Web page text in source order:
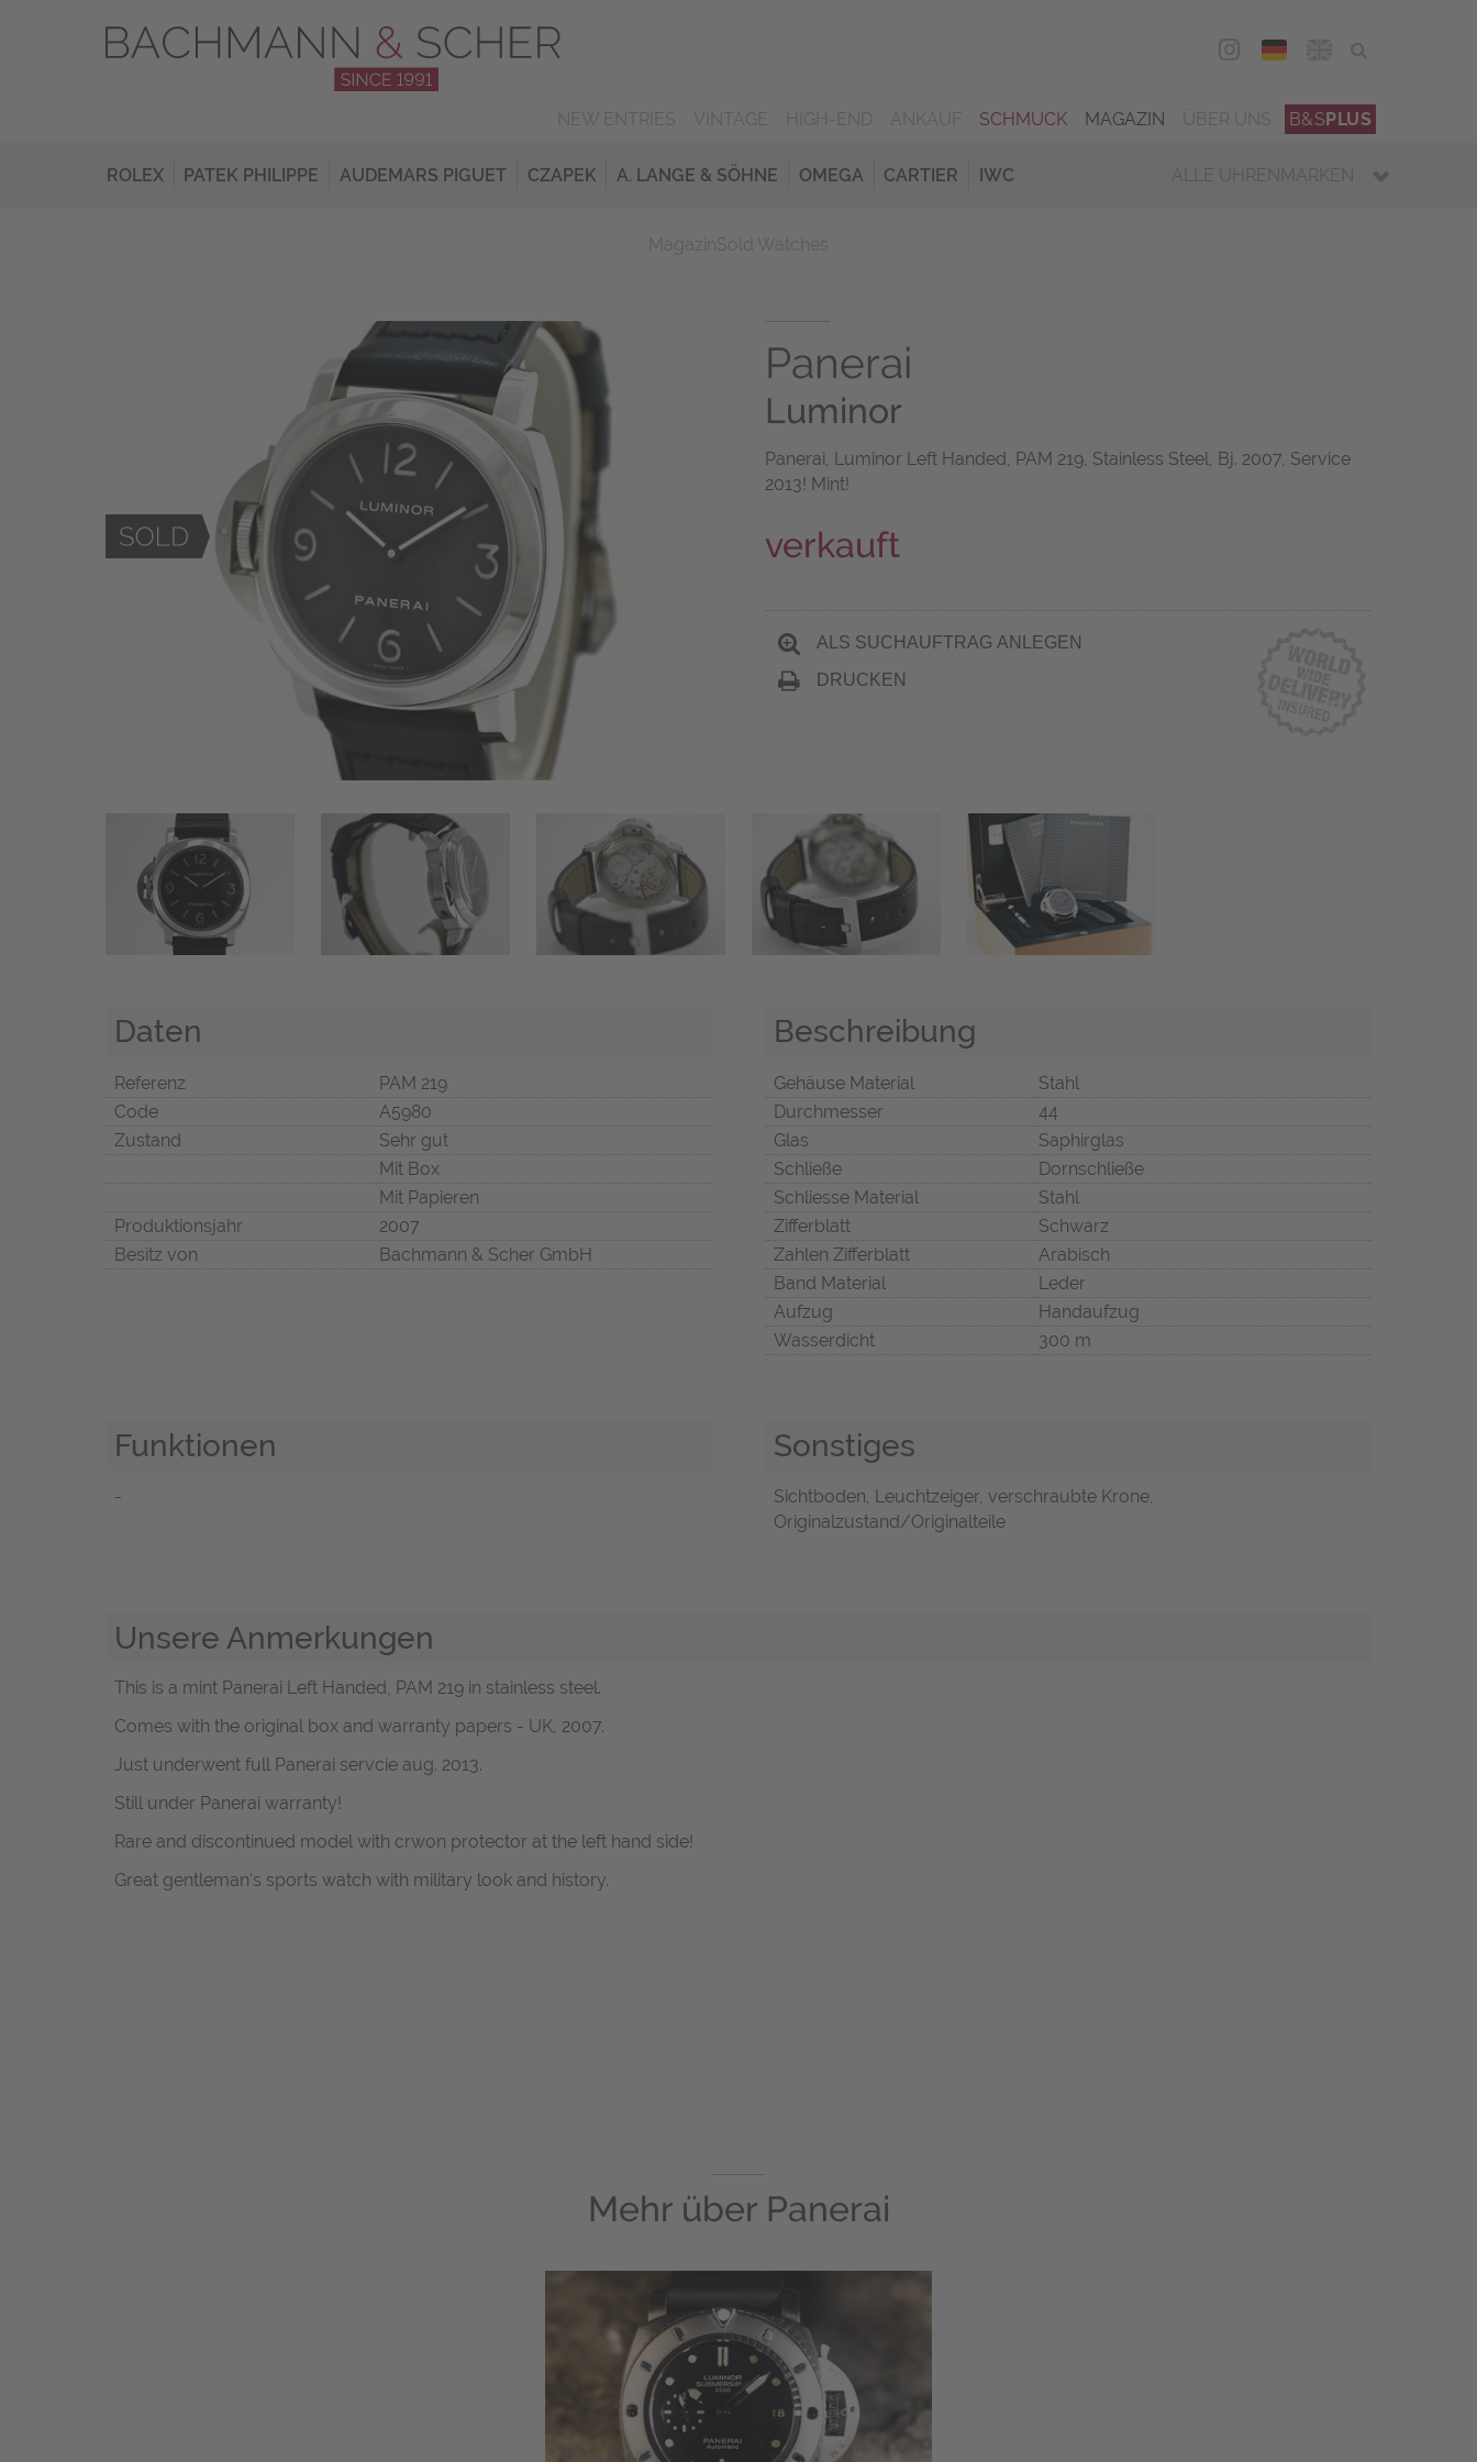
DEU
SCHMUCK MAGAZIN B&SPLUS
ROLEX PATEK PHILIPPE AUDEMARS PIGUET CZAPEK A. LANGE & SÖHNE OMEGA CARTIER IWC ALLE UHRENMARKEN
Panerai
Luminor
Panerai, Luminor Left Handed, PAM 219, Stainless Steel, Bj. 2007, Service
2013! Mint!
verkauft
ALS SUCHAUFTRAG ANLEGEN
DRUCKEN
Daten
Referenz
PAM 219
Code
A5980
Zustand
Sehr gut
Mit Box
Mit Papieren
Produktionsjahr
2007
Besitz von
Bachmann & Scher GmbH
Beschreibung
Gehäuse Material
Stahl
Durchmesser
44
Glas
Saphirglas
Schließe
Dornschließe
Schliesse Material
Stahl
Zifferblatt
Schwarz
Zahlen Zifferblatt
Arabisch
Band Material
Leder
Aufzug
Handaufzug
Wasserdicht
300 m
Funktionen
-
Sonstiges
Sichtboden, Leuchtzeiger, verschraubte Krone,
Originalzustand/Originalteile
Unsere Anmerkungen
This is a mint Panerai Left Handed, PAM 219 in stainless steel.
Comes with the original box and warranty papers - UK, 2007.
Just underwent full Panerai servcie aug. 2013.
Still under Panerai warranty!
Rare and discontinued model with crwon protector at the left hand side!
Great gentleman's sports watch with military look and history.
Mehr über Panerai